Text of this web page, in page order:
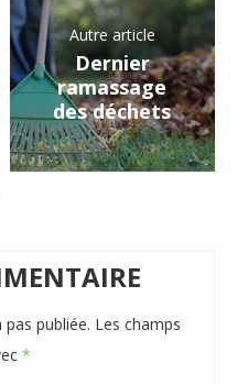
Autre article
Dernier
ramassage
des déchets
publiée. Les champs
*